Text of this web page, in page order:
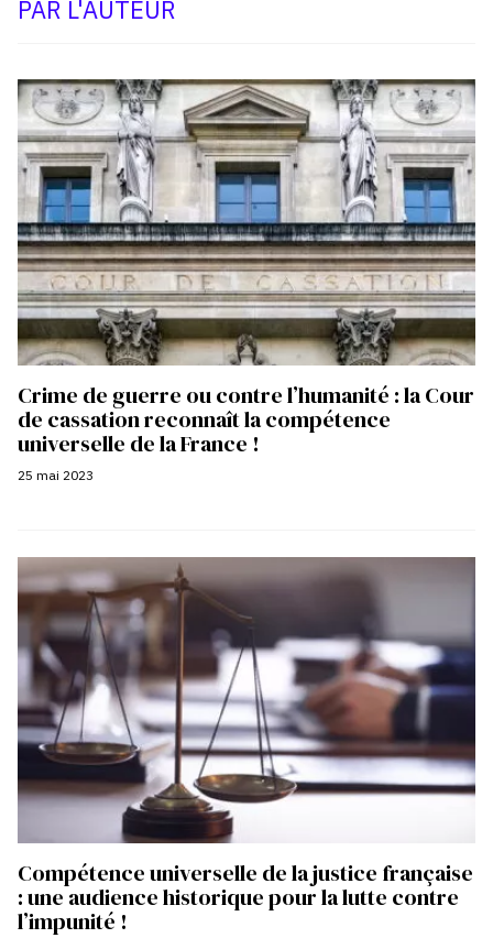
PAR L'AUTEUR
Crime de guerre ou contre l’humanité : la Cour
de cassation reconnaît la compétence
universelle de la France !
25 mai 2023
Compétence universelle de la justice française
: une audience historique pour la lutte contre
l’impunité !